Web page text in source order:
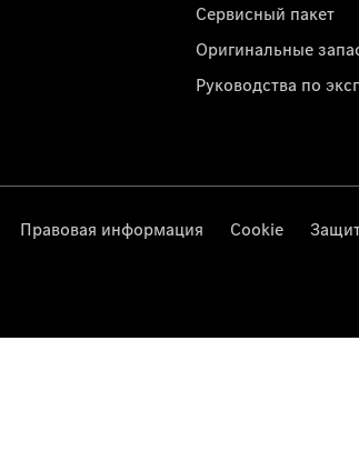
Сервисный пакет
Оригинальные
Руководства по
Правовая информация Cookie